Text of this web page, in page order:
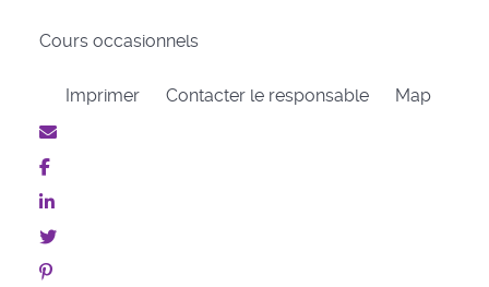
Cours occasionnels
Imprimer Contacter le responsable Map